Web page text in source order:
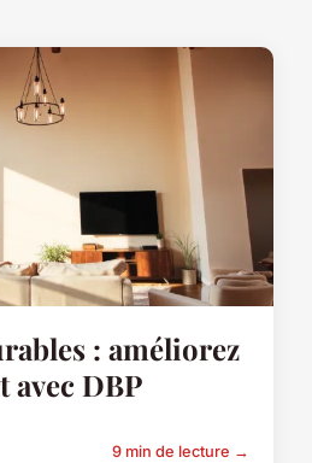
: améliorez
DBP
9 min de lecture →